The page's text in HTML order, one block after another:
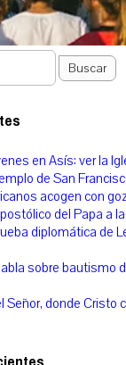
Buscar
en Asís: ver la
de San
acogen con
del Papa a
diplomática de
sobre bautismo
Señor, donde Cristo